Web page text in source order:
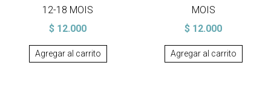
12-18 MOIS
$ 12.000
Agregar al carrito
MOIS
$ 12.000
Agregar al carrito